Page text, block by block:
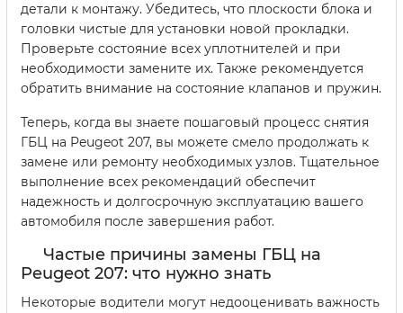
детали к монтажу. Убедитесь, что плоскости блока и
головки чистые для установки новой прокладки.
Проверьте состояние всех уплотнителей и при
необходимости замените их. Также рекомендуется
обратить внимание на состояние клапанов и пружин.
Теперь, когда вы знаете пошаговый процесс снятия
ГБЦ на Peugeot 207, вы можете смело продолжать к
замене или ремонту необходимых узлов. Тщательное
выполнение всех рекомендаций обеспечит
надежность и долгосрочную эксплуатацию вашего
автомобиля после завершения работ.
Частые причины замены ГБЦ на
Peugeot 207: что нужно знать
Некоторые водители могут недооценивать важность